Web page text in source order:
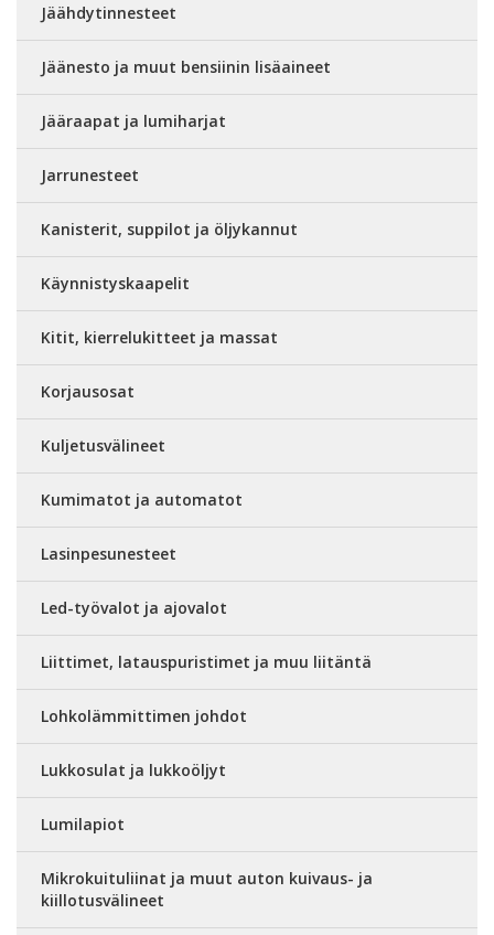
Jäähdytinnesteet
Jäänesto ja muut bensiinin lisäaineet
Jääraapat ja lumiharjat
Jarrunesteet
Kanisterit, suppilot ja öljykannut
Käynnistyskaapelit
Kitit, kierrelukitteet ja massat
Korjausosat
Kuljetusvälineet
Kumimatot ja automatot
Lasinpesunesteet
Led-työvalot ja ajovalot
Liittimet, latauspuristimet ja muu liitäntä
Lohkolämmittimen johdot
Lukkosulat ja lukkoöljyt
Lumilapiot
Mikrokuituliinat ja muut auton kuivaus- ja
kiillotusvälineet